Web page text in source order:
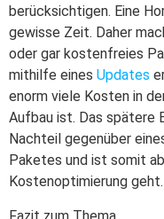
berücksichtigen. Eine
gewisse Zeit. Daher
oder gar kostenfreies
mithilfe eines Updates
enorm viele Kosten in
Aufbau ist. Das spätere
Nachteil gegenüber
Paketes und ist somit
Kostenoptimierung geht.